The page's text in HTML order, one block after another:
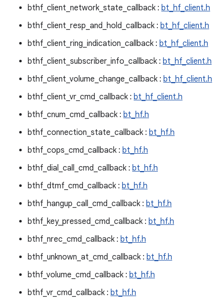
bthf_client_network_state_callback : bt_hf_client.h
bthf_client_resp_and_hold_callback : bt_hf_client.h
bthf_client_ring_indication_callback : bt_hf_client.h
bthf_client_subscriber_info_callback : bt_hf_client.h
bthf_client_volume_change_callback : bt_hf_client.h
bthf_client_vr_cmd_callback : bt_hf_client.h
bthf_cnum_cmd_callback : bt_hf.h
bthf_connection_state_callback : bt_hf.h
bthf_cops_cmd_callback : bt_hf.h
bthf_dial_call_cmd_callback : bt_hf.h
bthf_dtmf_cmd_callback : bt_hf.h
bthf_hangup_call_cmd_callback : bt_hf.h
bthf_key_pressed_cmd_callback : bt_hf.h
bthf_nrec_cmd_callback : bt_hf.h
bthf_unknown_at_cmd_callback : bt_hf.h
bthf_volume_cmd_callback : bt_hf.h
bthf_vr_cmd_callback : bt_hf.h